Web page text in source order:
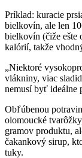
Príklad: kuracie
bielkovín, ale len
bielkovín (čiže ešte
kalórií, takže
„Niektoré
vlákniny, viac
nemusí byť ideálne
Obľúbenou
olomoucké
gramov produktu,
čakankový sirup,
tuky.